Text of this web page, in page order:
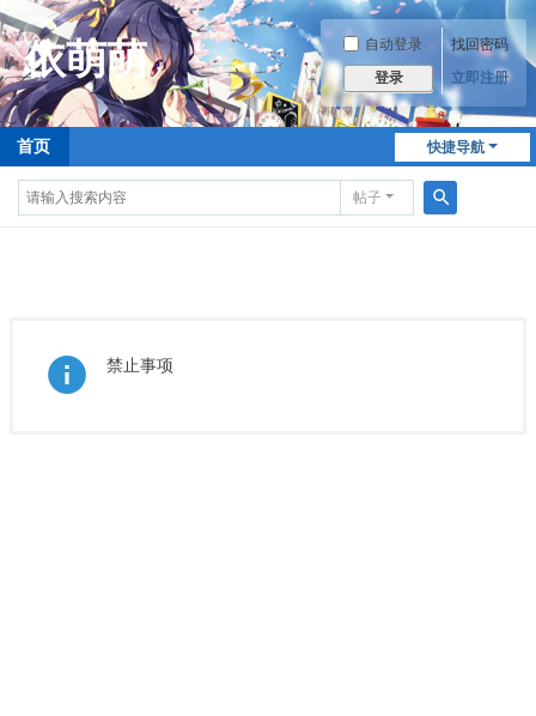
自动登录 找回密码
登录 立即注册
快捷导航
首页
帖子
搜
禁止事项